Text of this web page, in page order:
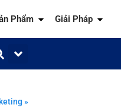
Phẩm Giải Pháp
»